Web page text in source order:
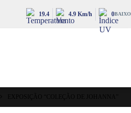
19.4 4.9 Km/h 0BAIXO